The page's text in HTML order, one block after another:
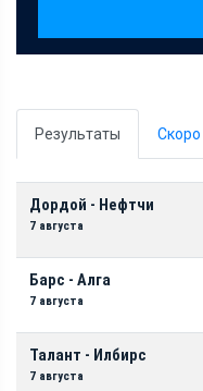
Результаты Скоро
Дордой - Нефтчи
7 августа
Барс - Алга
7 августа
Талант - Илбирс
7 августа